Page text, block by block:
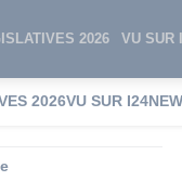
2026 VU SUR
2026VU SUR